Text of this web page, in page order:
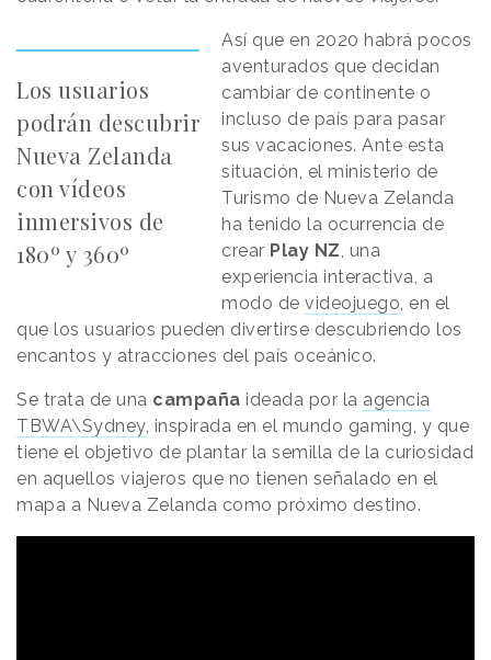
Los usuarios
podrán descubrir
Nueva Zelanda
con vídeos
inmersivos de
180º y 360º
Así que en 2020 habrá pocos
aventurados que decidan
cambiar de continente o
incluso de país para pasar
sus vacaciones. Ante esta
situación, el ministerio de
Turismo de Nueva Zelanda
ha tenido la ocurrencia de
crear Play NZ , una
experiencia interactiva, a
modo devideojuego , en el
que los usuarios pueden divertirse descubriendo los
encantos y atracciones del país oceánico.
Se trata de una campaña ideada por la agencia
TBWA\Sydney, inspirada en el mundo gaming, y que
tiene el objetivo de plantar la semilla de la curiosidad
en aquellos viajeros que no tienen señalado en el
mapa a Nueva Zelanda como próximo destino.